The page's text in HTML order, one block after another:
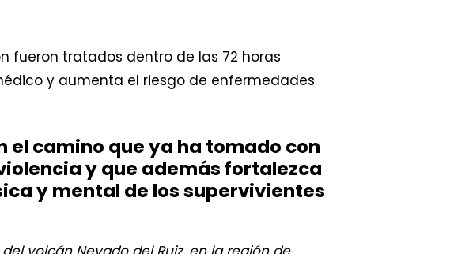
fueron tratados dentro de las 72 horas
y aumenta el riesgo de enfermedades
camino que ya ha tomado con
y que además fortalezca
y mental de los supervivientes